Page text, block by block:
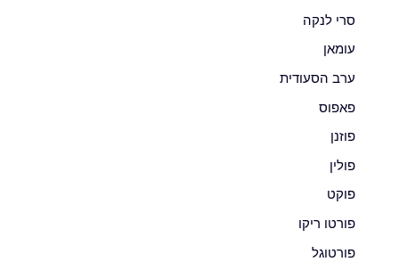
סרי לנקה
עומאן
ערב הסעודית
פאפוס
פוזנן
פולין
פוקט
פורטו ריקו
פורטוגל